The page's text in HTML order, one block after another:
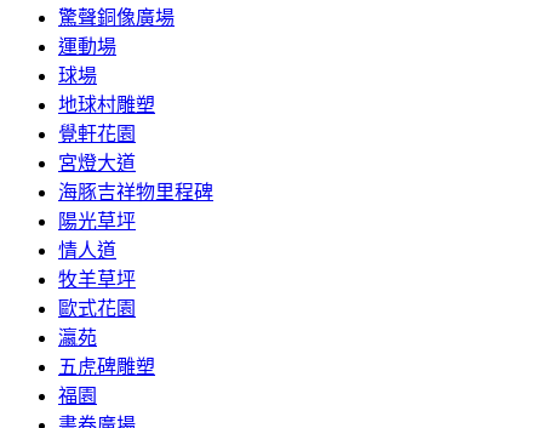
驚聲銅像廣場
運動場
球場
地球村雕塑
覺軒花園
宮燈大道
海豚吉祥物里程碑
陽光草坪
情人道
牧羊草坪
歐式花園
瀛苑
五虎碑雕塑
福園